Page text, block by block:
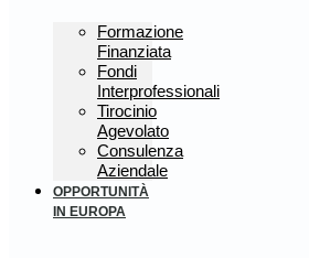
Formazione
Finanziata
Fondi
Interprofessionali
Tirocinio
Agevolato
Consulenza
Aziendale
OPPORTUNITÀ
IN EUROPA